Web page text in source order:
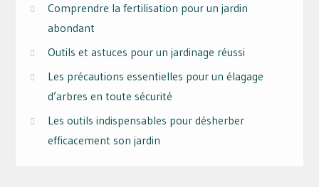
Comprendre la fertilisation pour un jardin
abondant
Outils et astuces pour un jardinage réussi
Les précautions essentielles pour un élagage
d’arbres en toute sécurité
Les outils indispensables pour désherber
efficacement son jardin